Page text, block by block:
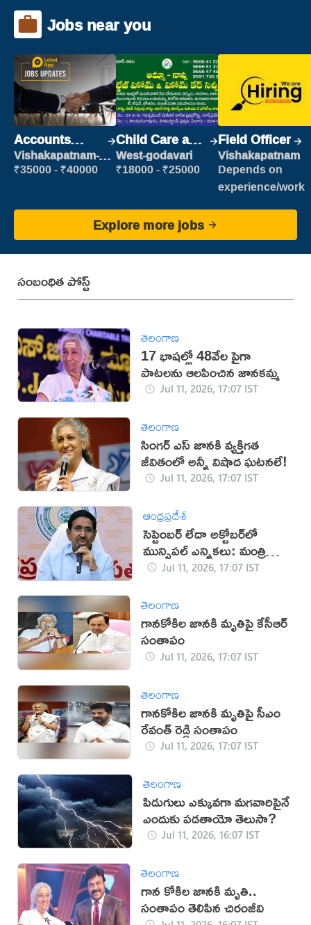
Jobs near you
Accounts
Clerk
Vishakapatnam-
new
₹35000 - ₹40000
Child Care and
Patient care
West-godavari
₹18000 - ₹25000
Field Officer
Vishakapatnam
Depends on
experience/work
Explore more jobs
సంబంధిత పోస్ట్
తెలంగాణ
17 భాషల్లో 48వేల పైగా
పాటలను ఆలపించిన జానకమ్మ
Jul 11, 2026, 17:07 IST
తెలంగాణ
సింగర్ ఎస్ జానకి వ్యక్తిగత
జీవితంలో అన్నీ విషాద ఘటనలే!
Jul 11, 2026, 17:07 IST
ఆంధ్రప్రదేశ్
సెప్టెంబర్ లేదా అక్టోబర్‌లో
మున్సిపల్ ఎన్నికలు: మంత్రి
నారాయణ
Jul 11, 2026, 17:07 IST
తెలంగాణ
గానకోకిల జానకి మృతిపై కేసీఆర్
సంతాపం
Jul 11, 2026, 17:07 IST
తెలంగాణ
గానకోకిల జానకి మృతిపై సీఎం
రేవంత్ రెడ్డి సంతాపం
Jul 11, 2026, 17:07 IST
తెలంగాణ
పిడుగులు ఎక్కువగా మగవారిపైనే
ఎందుకు పడతాయో తెలుసా?
Jul 11, 2026, 16:07 IST
తెలంగాణ
గాన కోకిల జానకి మృతి..
సంతాపం తెలిపిన చిరంజీవి